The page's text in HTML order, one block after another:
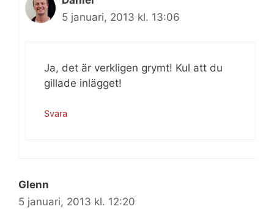
5 januari, 2013 kl. 13:06
Ja, det är verkligen grymt! Kul att du
gillade inlägget!
Svara
Glenn
5 januari, 2013 kl. 12:20